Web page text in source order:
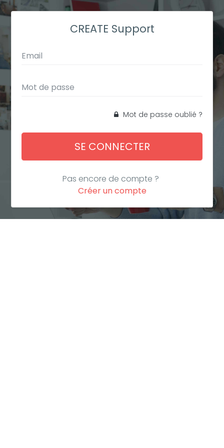
CREATE Support
Mot de passe oublié ?
SE CONNECTER
Pas encore de compte ?
Créer un compte